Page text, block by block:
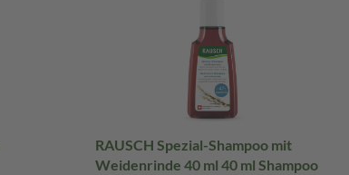
RAUSCH Spezial-Shampoo mit
Weidenrinde 40 ml 40 ml Shampoo